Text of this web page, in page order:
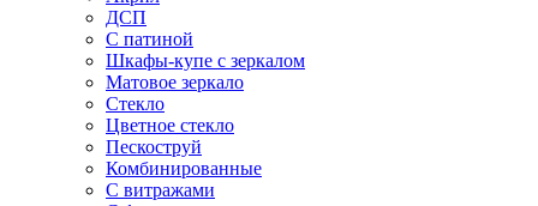
ДСП
С патиной
Шкафы-купе с зеркалом
Матовое зеркало
Стекло
Цветное стекло
Пескоструй
Комбинированные
С витражами